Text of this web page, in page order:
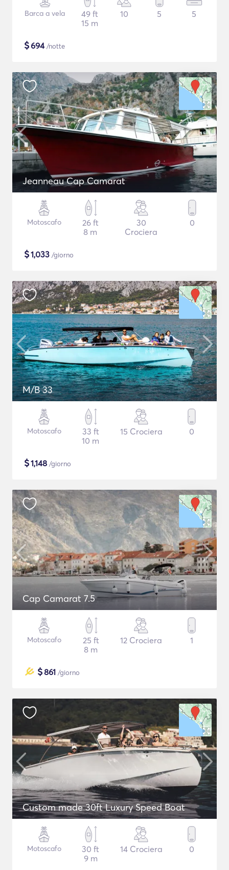
Barca a vela
49 ft
15 m
10 5 5
$694/notte
Jeanneau Cap Camarat
Motoscafo
26 ft
8 m
30
Crociera
0
$1,033 /giorno
M/B 33
Motoscafo
33 ft
10 m
15 Crociera 0
$1,148 /giorno
Cap Camarat 7.5
Motoscafo
25 ft
8 m
12 Crociera 1
$861 /giorno
Custom made 30ft Luxury Speed Boat
Motoscafo
30 ft
9 m
14 Crociera 0